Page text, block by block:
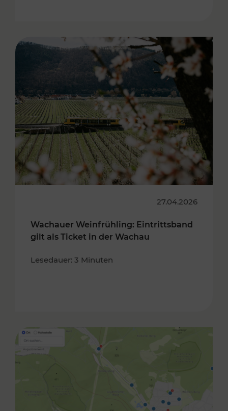
27.04.2026
Wachauer Weinfrühling: Eintrittsband
gilt als Ticket in der Wachau
Lesedauer: 3 Minuten